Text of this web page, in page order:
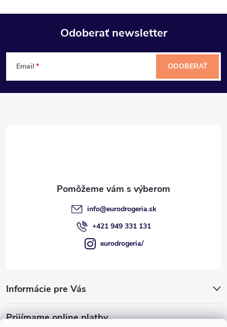
Z
á
Odoberať newsletter
Email ODOBERAŤ
Informácie pre Vás
info@eurodrogeria.sk
+421 949 331 131
eurodrogeria/
Prijímame online platby